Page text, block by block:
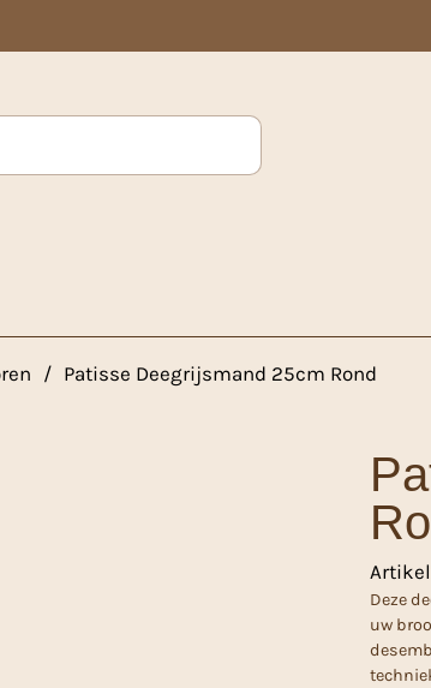
/ Patisse Deegrijsmand 25cm Rond
Deze
uw